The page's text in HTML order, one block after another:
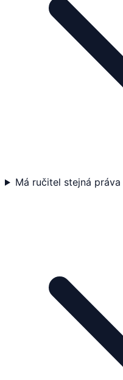
Má ručitel stejná